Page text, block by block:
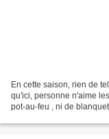
En cette saison, rien de
qu'ici, personne n'aime
pot-au-feu , ni de